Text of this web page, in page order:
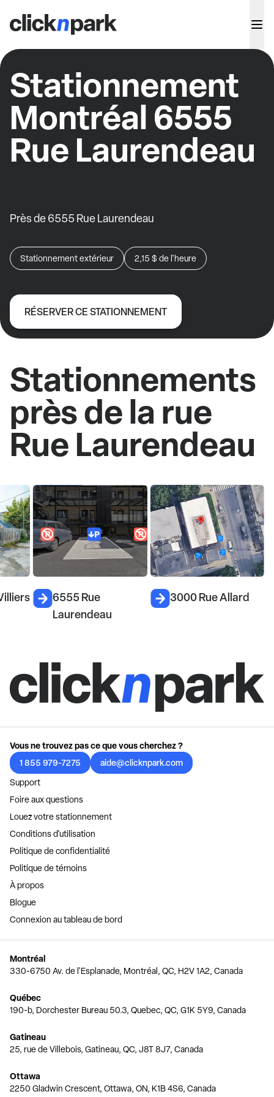
Stationnement
Montréal 6555
Rue Laurendeau
Près de 6555 Rue Laurendeau
Stationnement extérieur 2,15 $ de l'heure
RÉSERVER CE STATIONNEMENT
Stationnements
près de la rue
Rue Laurendeau
6555 Rue
Laurendeau
3000 Rue Allard
Vous ne trouvez pas ce que vous cherchez ?
1 855 979-7275
aide@clicknpark.com
Support
Foire aux questions
Louez votre stationnement
Conditions d'utilisation
Politique de confidentialité
Politique de témoins
À propos
Blogue
Connexion au tableau de bord
Montréal
330-6750 Av. de l'Esplanade, Montréal, QC, H2V 1A2, Canada
Québec
190-b, Dorchester Bureau 50.3, Quebec, QC, G1K 5Y9, Canada
Gatineau
25, rue de Villebois, Gatineau, QC, J8T 8J7, Canada
Ottawa
2250 Gladwin Crescent, Ottawa, ON, K1B 4S6, Canada